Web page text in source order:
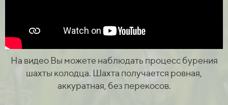
На видео Вы можете наблюдать процесс бурения
шахты колодца. Шахта получается ровная,
аккуратная, без перекосов.